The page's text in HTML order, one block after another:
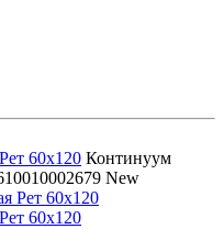
60x120 Континуум
New
60x120